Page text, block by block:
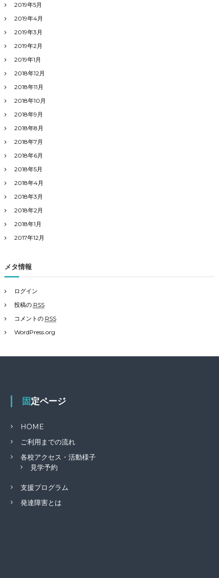
2019年5月
2019年4月
2019年3月
2019年2月
2019年1月
2018年12月
2018年11月
2018年10月
2018年9月
2018年8月
2018年7月
2018年6月
2018年5月
2018年4月
2018年3月
2018年2月
2018年1月
2017年12月
メタ情報
ログイン
投稿の RSS
コメントの RSS
WordPress.org
固定ページ
HOME
ご利用までの流れ
各校アクセス・活動様子
見学予約
支援プログラム
発達障害とは